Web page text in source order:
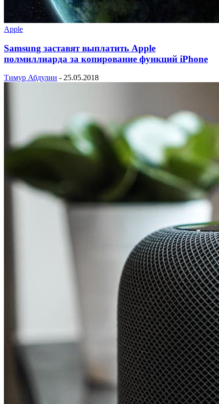
Apple
Samsung заставят выплатить Apple
полмиллиарда за копирование функций iPhone
Тимур Абдулин - 25.05.2018